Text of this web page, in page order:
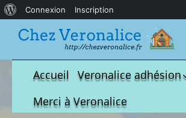
Accueil
Veronalice adhésion
Qui est-elle ?
Adhésion demandes
Merci à Veronalice
propos
Connexion Inscription